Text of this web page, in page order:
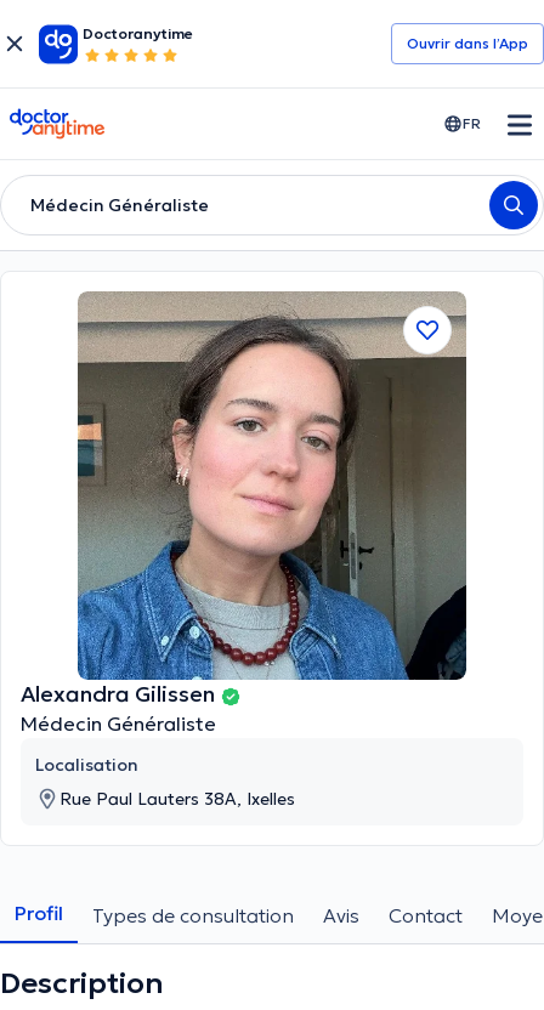
Doctoranytime
Ouvrir dans l’App
doctoranytime FR
Médecin Généraliste
Alexandra Gilissen
Médecin Généraliste
Localisation
Rue Paul Lauters 38A, Ixelles
Profil Types de consultation Avis Contact
Description